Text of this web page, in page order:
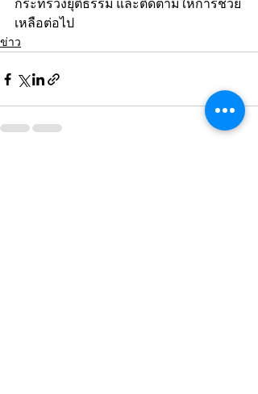
กระทรวงยุติธรรม และติดตามให้การช่วย
เหลือต่อไป
ข่าว